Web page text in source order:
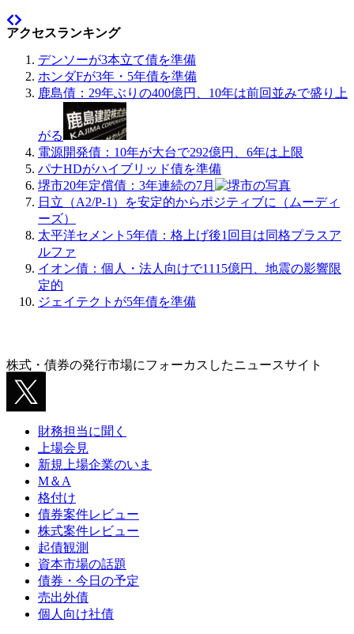
アクセスランキング
デンソーが3本立て債を準備
ホンダFが3年・5年債を準備
鹿島債：29年ぶりの400億円、10年は前回並みで盛り上
がる
電源開発債：10年が大台で292億円、6年は上限
パナHDがハイブリッド債を準備
堺市20年定償債：3年連続の7月
日立（A2/P-1）を安定的からポジティブに（ムーディ
ーズ）
太平洋セメント5年債：格上げ後1回目は同格プラスア
ルファ
イオン債：個人・法人向けで1115億円、地震の影響限
定的
ジェイテクトが5年債を準備
株式・債券の発行市場にフォーカスしたニュースサイト
財務担当に聞く
上場会見
新規上場企業のいま
M＆A
格付け
債券案件レビュー
株式案件レビュー
起債観測
資本市場の話題
債券・今日の予定
売出外債
個人向け社債